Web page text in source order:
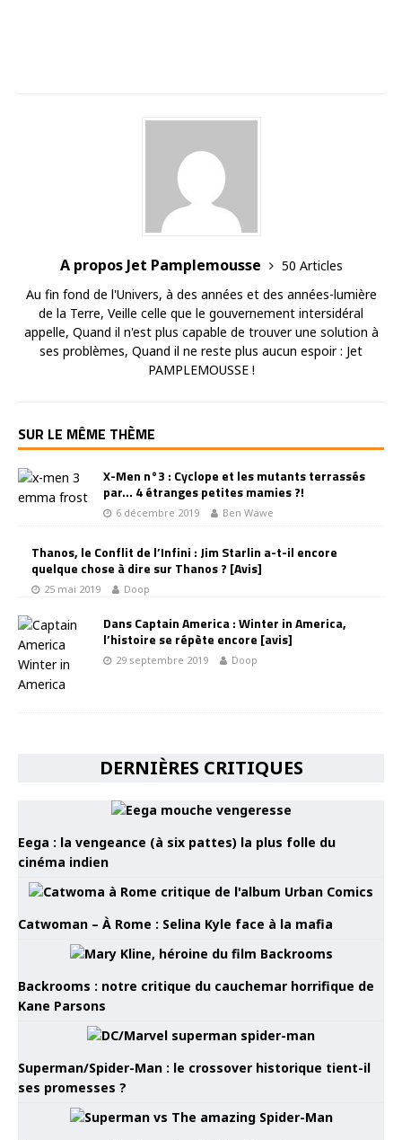
A propos Jet Pamplemousse
50 Articles
Au fin fond de l'Univers, à des années et des années-lumière
de la Terre, Veille celle que le gouvernement intersidéral
appelle, Quand il n'est plus capable de trouver une solution à
ses problèmes, Quand il ne reste plus aucun espoir : Jet
PAMPLEMOUSSE !
SUR LE MÊME THÈME
X-Men n°3 : Cyclope et les mutants terrassés
par… 4 étranges petites mamies ?!
6 décembre 2019 Ben Wawe
Thanos, le Conflit de l’Infini : Jim Starlin a-t-il encore
quelque chose à dire sur Thanos ? [Avis]
25 mai 2019 Doop
Dans Captain America : Winter in America,
l’histoire se répète encore [avis]
29 septembre 2019 Doop
DERNIÈRES CRITIQUES
Eega : la vengeance (à six pattes) la plus folle du
cinéma indien
Catwoman – À Rome : Selina Kyle face à la mafia
Backrooms : notre critique du cauchemar horrifique de
Kane Parsons
Superman/Spider-Man : le crossover historique tient-il
ses promesses ?